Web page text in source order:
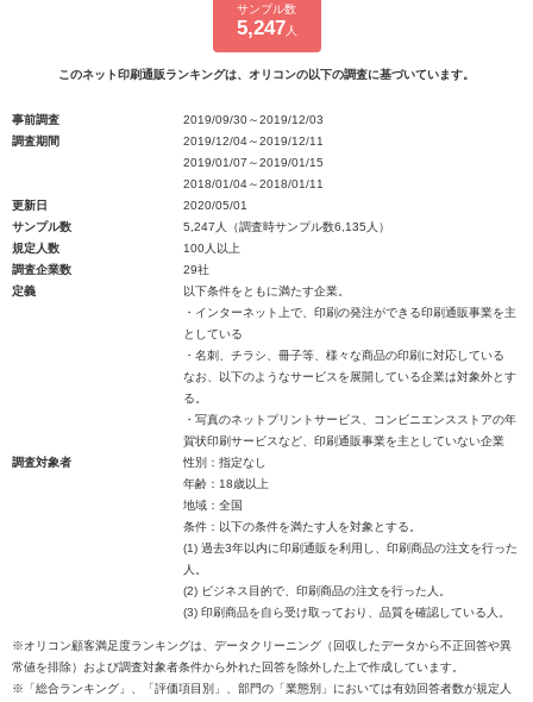
サンプル数
5,247 人
このネット印刷通販ランキングは、オリコンの以下の調査に基づいています。
事前調査
2019/09/30～2019/12/03
調査期間
2019/12/04～2019/12/11
2019/01/07～2019/01/15
2018/01/04～2018/01/11
更新日
2020/05/01
サンプル数
5,247人（調査時サンプル数6,135人）
規定人数
100人以上
調査企業数
29社
定義
以下条件をともに満たす企業。
・インターネット上で、印刷の発注ができる印刷通販事業を主
としている
・名刺、チラシ、冊子等、様々な商品の印刷に対応している
なお、以下のようなサービスを展開している企業は対象外とす
る。
・写真のネットプリントサービス、コンビニエンスストアの年
賀状印刷サービスなど、印刷通販事業を主としていない企業
調査対象者
性別：指定なし
年齢：18歳以上
地域：全国
条件：以下の条件を満たす人を対象とする。
(1) 過去3年以内に印刷通販を利用し、印刷商品の注文を行った
人。
(2) ビジネス目的で、印刷商品の注文を行った人。
(3) 印刷商品を自ら受け取っており、品質を確認している人。
※オリコン顧客満足度ランキングは、データクリーニング（回収したデータから不正回答や異
常値を排除）および調査対象者条件から外れた回答を除外した上で作成しています。
※「総合ランキング」、「評価項目別」、部門の「業態別」においては有効回答者数が規定人